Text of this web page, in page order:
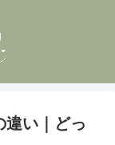
違い｜どっ